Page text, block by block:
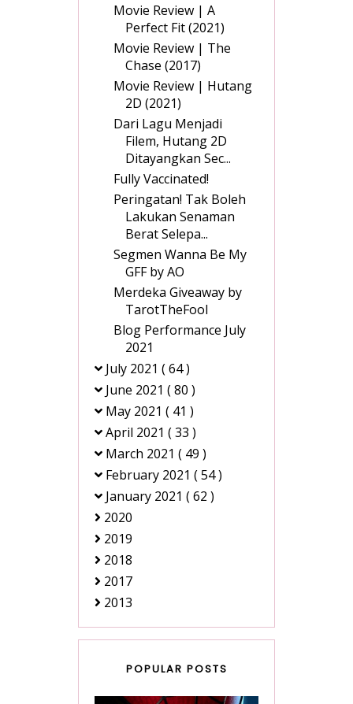
Movie Review | A
Perfect Fit (2021)
Movie Review | The
Chase (2017)
Movie Review | Hutang
2D (2021)
Dari Lagu Menjadi
Filem, Hutang 2D
Ditayangkan Sec...
Fully Vaccinated!
Peringatan! Tak Boleh
Lakukan Senaman
Berat Selepa...
Segmen Wanna Be My
GFF by AO
Merdeka Giveaway by
TarotTheFool
Blog Performance July
2021
July 2021 ( 64 )
June 2021 ( 80 )
May 2021 ( 41 )
April 2021 ( 33 )
March 2021 ( 49 )
February 2021 ( 54 )
January 2021 ( 62 )
2020
2019
2018
2017
2013
POPULAR POSTS